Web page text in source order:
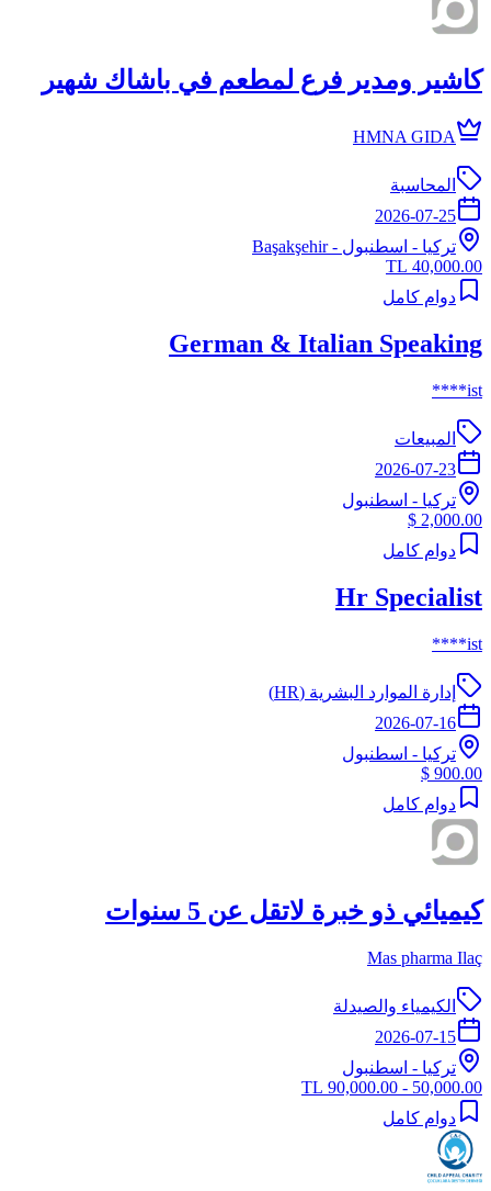
كاشير ومدير فرع لمطعم في باشاك شهير
HMNA GIDA
المحاسبة
2026-07-25
تركيا - اسطنبول - Başakşehir
40,000.00 TL
دوام كامل
German & Italian Speaking
ist****
المبيعات
2026-07-23
تركيا - اسطنبول
2,000.00 $
دوام كامل
Hr Specialist
ist****
إدارة الموارد البشرية (HR)
2026-07-16
تركيا - اسطنبول
900.00 $
دوام كامل
كيميائي ذو خبرة لاتقل عن 5 سنوات
Mas pharma Ilaç
الكيمياء والصيدلة
2026-07-15
تركيا - اسطنبول
50,000.00 - 90,000.00 TL
دوام كامل